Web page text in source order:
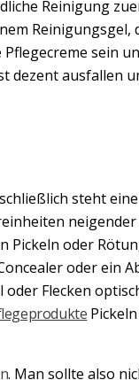
Reinigung
Reinigungsgel,
sein
dezent ausfallen
steht
Pickeln oder
oder ein
oder Flecken
. Man sollte also